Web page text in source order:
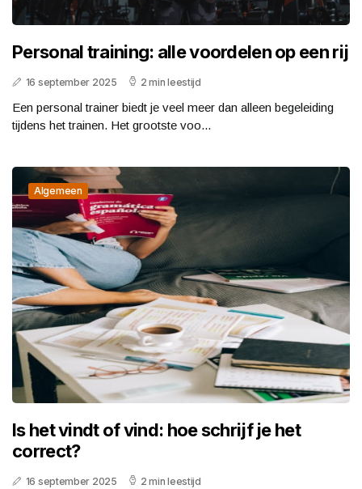
Personal training: alle voordelen op een rij
16 september 2025 2 min leestijd
Een personal trainer biedt je veel meer dan alleen begeleiding
tijdens het trainen. Het grootste voo...
Algemeen
Is het vindt of vind: hoe schrijf je het
correct?
16 september 2025 2 min leestijd